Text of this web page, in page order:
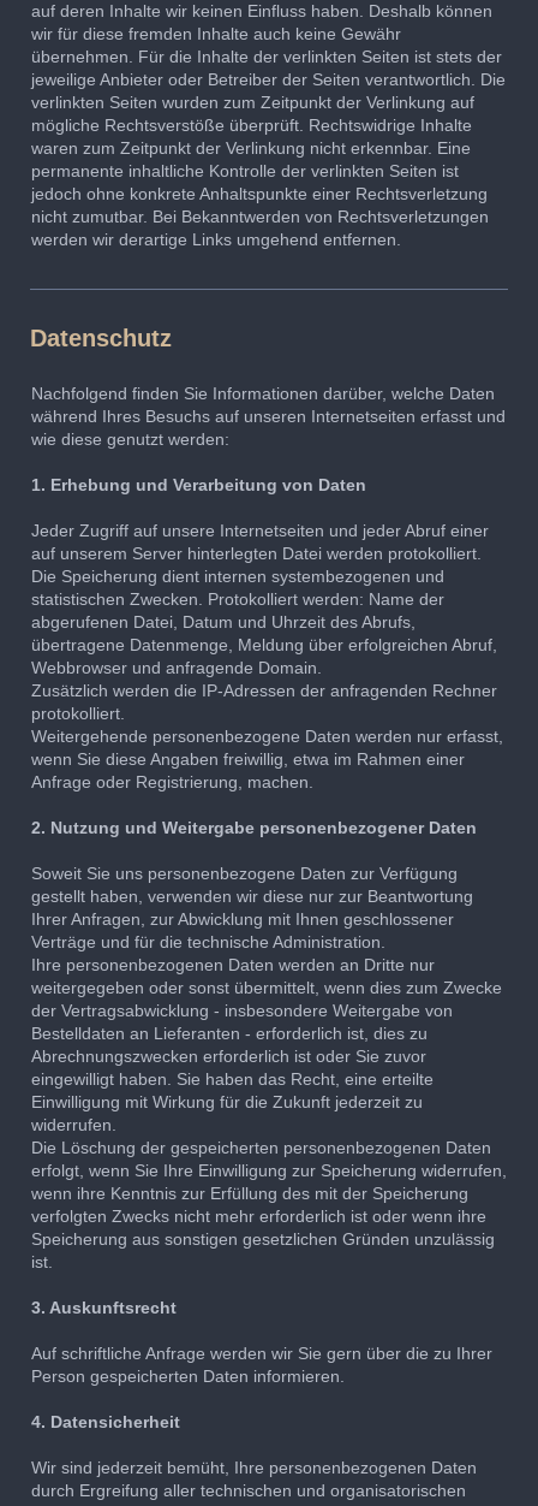
auf deren Inhalte wir keinen Einfluss haben. Deshalb können
wir für diese fremden Inhalte auch keine Gewähr
übernehmen. Für die Inhalte der verlinkten Seiten ist stets der
jeweilige Anbieter oder Betreiber der Seiten verantwortlich. Die
verlinkten Seiten wurden zum Zeitpunkt der Verlinkung auf
mögliche Rechtsverstöße überprüft. Rechtswidrige Inhalte
waren zum Zeitpunkt der Verlinkung nicht erkennbar. Eine
permanente inhaltliche Kontrolle der verlinkten Seiten ist
jedoch ohne konkrete Anhaltspunkte einer Rechtsverletzung
nicht zumutbar. Bei Bekanntwerden von Rechtsverletzungen
werden wir derartige Links umgehend entfernen.
Datenschutz
Nachfolgend finden Sie Informationen darüber, welche Daten
während Ihres Besuchs auf unseren Internetseiten erfasst und
wie diese genutzt werden:
1. Erhebung und Verarbeitung von Daten
Jeder Zugriff auf unsere Internetseiten und jeder Abruf einer
auf unserem Server hinterlegten Datei werden protokolliert.
Die Speicherung dient internen systembezogenen und
statistischen Zwecken. Protokolliert werden: Name der
abgerufenen Datei, Datum und Uhrzeit des Abrufs,
übertragene Datenmenge, Meldung über erfolgreichen Abruf,
Webbrowser und anfragende Domain.
Zusätzlich werden die IP-Adressen der anfragenden Rechner
protokolliert.
Weitergehende personenbezogene Daten werden nur erfasst,
wenn Sie diese Angaben freiwillig, etwa im Rahmen einer
Anfrage oder Registrierung, machen.
2. Nutzung und Weitergabe personenbezogener Daten
Soweit Sie uns personenbezogene Daten zur Verfügung
gestellt haben, verwenden wir diese nur zur Beantwortung
Ihrer Anfragen, zur Abwicklung mit Ihnen geschlossener
Verträge und für die technische Administration.
Ihre personenbezogenen Daten werden an Dritte nur
weitergegeben oder sonst übermittelt, wenn dies zum Zwecke
der Vertragsabwicklung - insbesondere Weitergabe von
Bestelldaten an Lieferanten - erforderlich ist, dies zu
Abrechnungszwecken erforderlich ist oder Sie zuvor
eingewilligt haben. Sie haben das Recht, eine erteilte
Einwilligung mit Wirkung für die Zukunft jederzeit zu
widerrufen.
Die Löschung der gespeicherten personenbezogenen Daten
erfolgt, wenn Sie Ihre Einwilligung zur Speicherung widerrufen,
wenn ihre Kenntnis zur Erfüllung des mit der Speicherung
verfolgten Zwecks nicht mehr erforderlich ist oder wenn ihre
Speicherung aus sonstigen gesetzlichen Gründen unzulässig
ist.
3. Auskunftsrecht
Auf schriftliche Anfrage werden wir Sie gern über die zu Ihrer
Person gespeicherten Daten informieren.
4. Datensicherheit
Wir sind jederzeit bemüht, Ihre personenbezogenen Daten
durch Ergreifung aller technischen und organisatorischen